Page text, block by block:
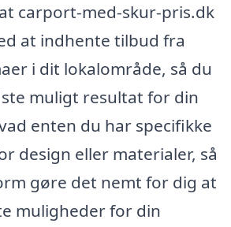
carport-med-skur-pris.dk
at indhente tilbud fra
i dit lokalområde, så du
muligt resultat for din
enten du har specifikke
design eller materialer, så
gøre det nemt for dig at
muligheder for din